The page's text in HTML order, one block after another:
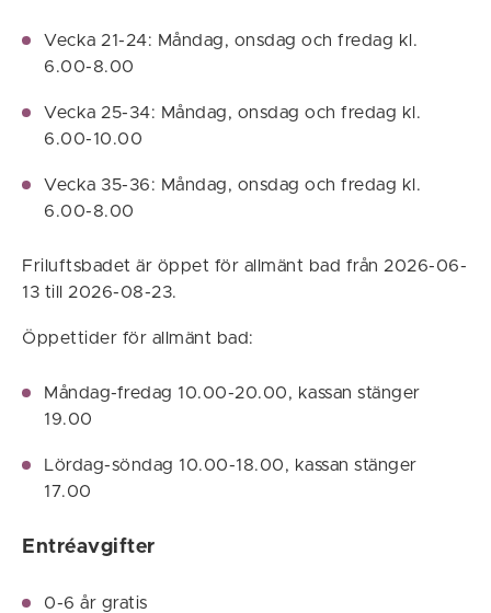
Vecka 21-24: Måndag, onsdag och fredag kl.
6.00-8.00
Vecka 25-34: Måndag, onsdag och fredag kl.
6.00-10.00
Vecka 35-36: Måndag, onsdag och fredag kl.
6.00-8.00
Friluftsbadet är öppet för allmänt bad från 2026-06-
13 till 2026-08-23.
Öppettider för allmänt bad:
Måndag-fredag 10.00-20.00, kassan stänger
19.00
Lördag-söndag 10.00-18.00, kassan stänger
17.00
Entréavgifter
0-6 år gratis